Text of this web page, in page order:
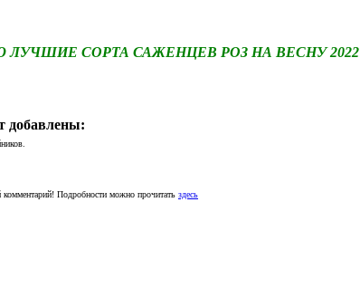
СОРТА САЖЕНЦЕВ РОЗ НА ВЕСНУ 2022
добавлены:
Подробности можно прочитать здесь